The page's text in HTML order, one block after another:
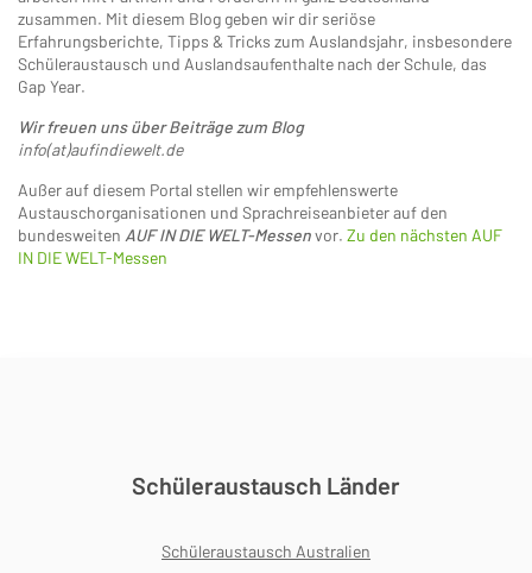
zusammen. Mit diesem Blog geben wir dir seriöse
Erfahrungsberichte, Tipps & Tricks zum Auslandsjahr, insbesondere
Schüleraustausch und Auslandsaufenthalte nach der Schule, das
Gap Year.
Wir freuen uns über Beiträge zum Blog
info(at)aufindiewelt.de
Außer auf diesem Portal stellen wir empfehlenswerte
Austauschorganisationen und Sprachreiseanbieter auf den
bundesweiten AUF IN DIE WELT-Messenvor. Zu den nächsten AUF
IN DIE WELT-Messen
Schüleraustausch Länder
Schüleraustausch Australien